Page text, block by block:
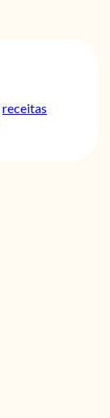
receitas